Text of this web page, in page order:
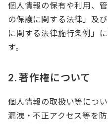
個人情報の保有や利用、
の保護に関する法律」及
に関する法律施行条例」
す。
2. 著作権について
個人情報の取扱い等につ
漏洩・不正アクセス等を